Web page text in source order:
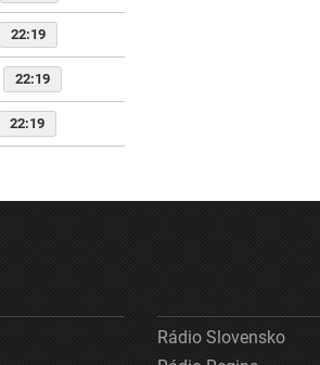
22:19
22:19
22:19
Rádio Slovensko